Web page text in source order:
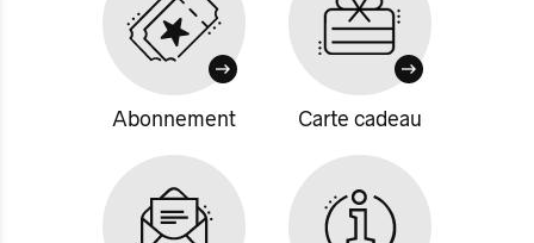
Abonnement Carte cadeau